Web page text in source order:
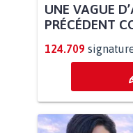
UNE VAGUE
PRÉCÉDENT
124.709